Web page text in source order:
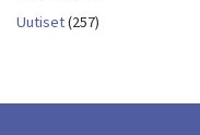
Uutiset(257)